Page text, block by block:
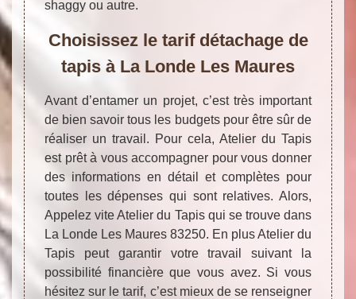
shaggy ou autre.
Choisissez le tarif détachage de
tapis à La Londe Les Maures
Avant d’entamer un projet, c’est très important
de bien savoir tous les budgets pour être sûr de
réaliser un travail. Pour cela, Atelier du Tapis
est prêt à vous accompagner pour vous donner
des informations en détail et complètes pour
toutes les dépenses qui sont relatives. Alors,
Appelez vite Atelier du Tapis qui se trouve dans
La Londe Les Maures 83250. En plus Atelier du
Tapis peut garantir votre travail suivant la
possibilité financière que vous avez. Si vous
hésitez sur le tarif, c’est mieux de se renseigner